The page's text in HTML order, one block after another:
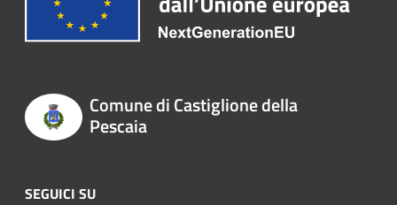
Comune di Castiglione della
Pescaia
SEGUICI SU